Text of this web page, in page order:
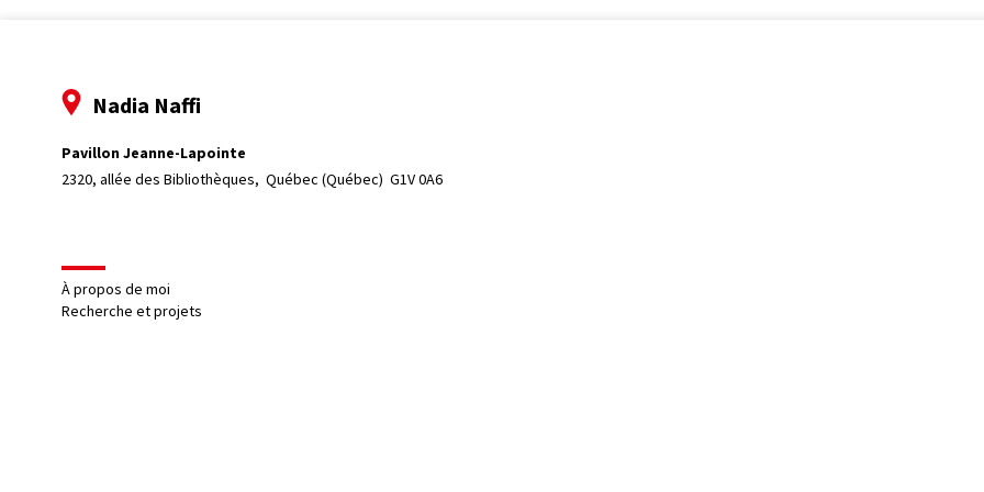
Nadia Naffi
Pavillon Jeanne-Lapointe
2320, allée des Bibliothèques, Québec (Québec)  G1V 0A6
À propos de moi
Recherche et projets